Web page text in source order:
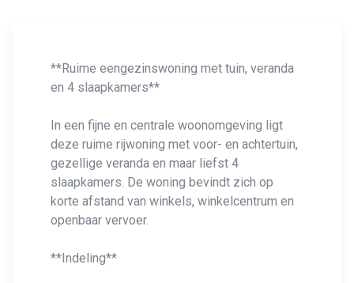
**Ruime eengezinswoning met tuin, veranda
en 4 slaapkamers**
In een fijne en centrale woonomgeving ligt
deze ruime rijwoning met voor- en achtertuin,
gezellige veranda en maar liefst 4
slaapkamers. De woning bevindt zich op
korte afstand van winkels, winkelcentrum en
openbaar vervoer.
**Indeling**